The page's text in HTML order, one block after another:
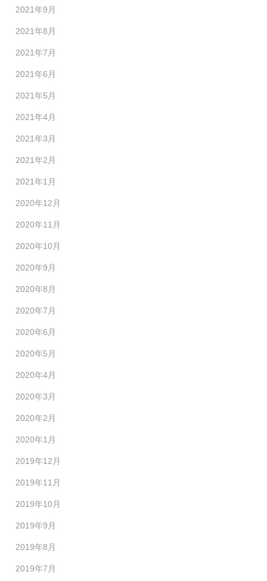
2021年9月
2021年8月
2021年7月
2021年6月
2021年5月
2021年4月
2021年3月
2021年2月
2021年1月
2020年12月
2020年11月
2020年10月
2020年9月
2020年8月
2020年7月
2020年6月
2020年5月
2020年4月
2020年3月
2020年2月
2020年1月
2019年12月
2019年11月
2019年10月
2019年9月
2019年8月
2019年7月